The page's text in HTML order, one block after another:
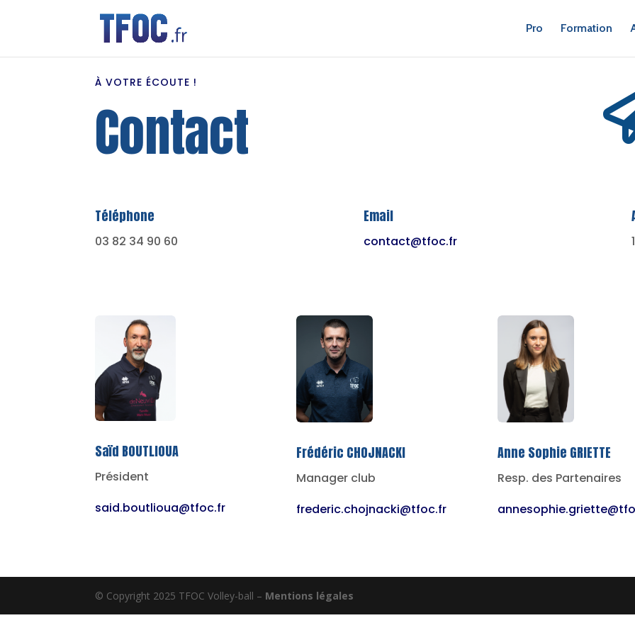
Pro Formation
À VOTRE ÉCOUTE !
Contact
Téléphone
03 82 34 90 60
Email
contact@tfoc.fr
Saïd BOUTLIOUA
Président
said.boutlioua@tfoc.fr
Frédéric CHOJNACKI
Manager club
frederic.chojnacki@tfoc.fr
Anne Sophie GRIETTE
Resp. des Partenaires
© Copyright 2025 TFOC Volley-ball – Mentions légales